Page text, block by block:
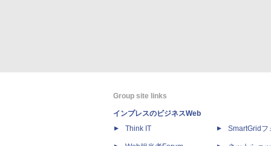
Group site links
インプレスのビジネスWeb
Think IT
SmartGridフ